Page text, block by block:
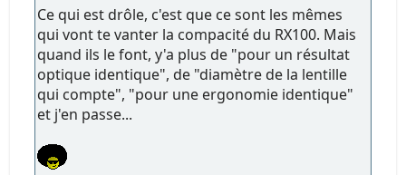
Ce qui est drôle, c'est que ce sont les mêmes
qui vont te vanter la compacité du RX100. Mais
quand ils le font, y'a plus de "pour un résultat
optique identique", de "diamètre de la lentille
qui compte", "pour une ergonomie identique"
et j'en passe...